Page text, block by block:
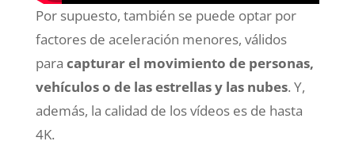
Por supuesto, también se puede optar por
factores de aceleración menores, válidos
para capturar el movimiento de personas,
vehículos o de las estrellas y las nubes. Y,
además, la calidad de los vídeos es de hasta
4K.